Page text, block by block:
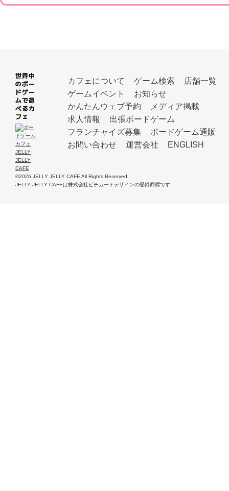
世界中
のボー
ドゲー
ムで遊
べるカ
フェ
カフェについて ゲーム検索
店舗一覧
ゲームイベント
お知らせ
かんたんウェブ予約
メディア掲載
求人情報
出張ボードゲーム
フランチャイズ募集
ボードゲーム通販
お問い合わせ
運営会社 ENGLISH
©2026 JELLY JELLY CAFE All Rights Reserved.
JELLY JELLY CAFEは株式会社ピチカートデザインの登録商標です